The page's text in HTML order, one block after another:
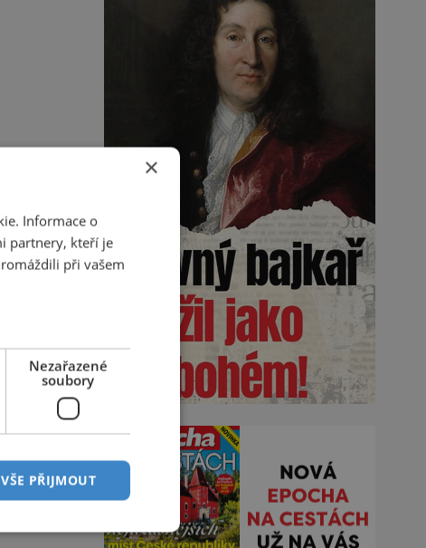
×
Informace o
partnery, kteří je
při vašem
Nezařazené
soubory
VŠE PŘIJMOUT